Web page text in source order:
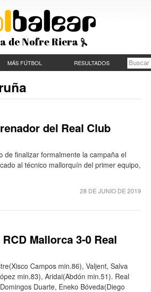
de Nofre Riera
MÁS FÚTBOL RESULTADOS
del Real Club
de finalizar formalmente la campaña el
al técnico mallorquín del primer equipo,
28 DE JUNIO DE 2019
Mallorca 3-0 Real
Campos min.86), Valjent, Salva
min.83), Aridai(Abdón min.51). Real
Duarte, Eneko Bóveda(Diego